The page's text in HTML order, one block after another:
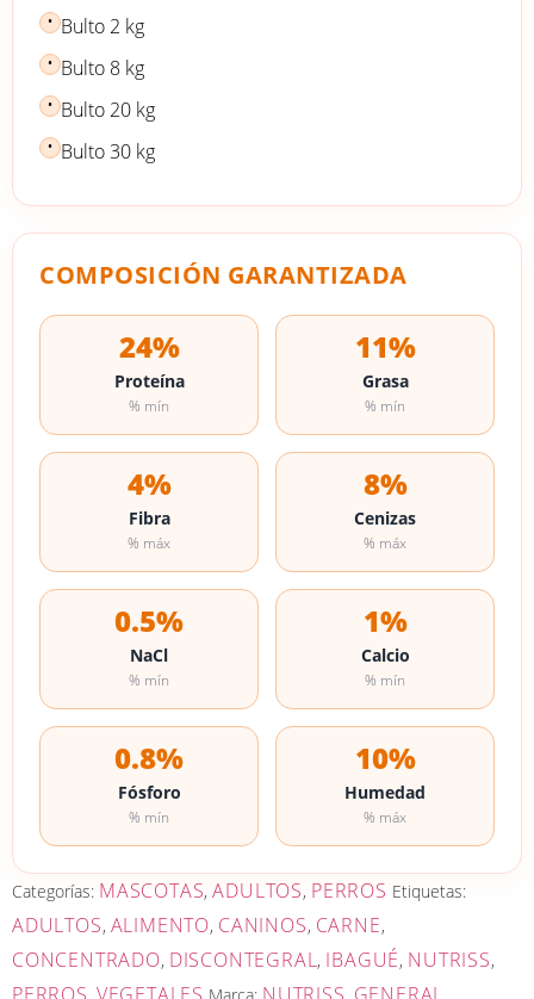
• Bulto 2 kg
• Bulto 8 kg
• Bulto 20 kg
• Bulto 30 kg
COMPOSICIÓN GARANTIZADA
24%
Proteína
% mín
11%
Grasa
% mín
4%
Fibra
% máx
8%
Cenizas
% máx
0.5%
NaCl
% mín
1%
Calcio
% mín
0.8%
Fósforo
% mín
10%
Humedad
% máx
Categorías: MASCOTAS,ADULTOS, PERROS Etiquetas:
ADULTOS, ALIMENTO, CANINOS, CARNE,
CONCENTRADO, DISCONTEGRAL, IBAGUÉ, NUTRISS,